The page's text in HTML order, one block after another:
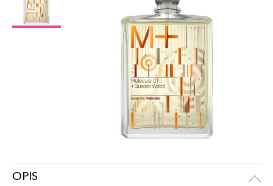
OPIS